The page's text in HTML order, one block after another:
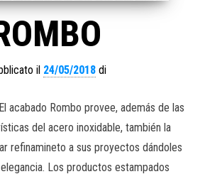
il 24/05/2018 di
acabado Rombo provee, además de las
del acero inoxidable, también la
refinamineto a sus proyectos dándoles
Los productos estampados